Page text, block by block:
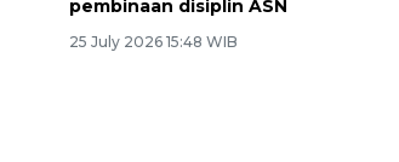
pembinaan disiplin ASN
25 July 2026 15:48 WIB